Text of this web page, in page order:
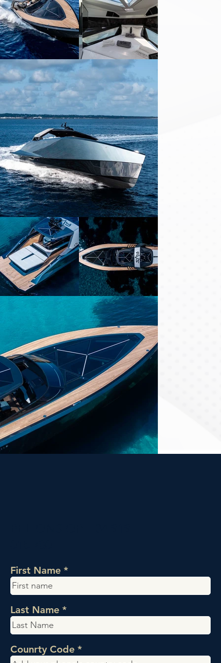
First Name
Last Name
Counrty Code